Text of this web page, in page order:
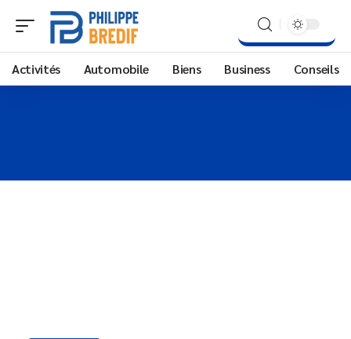
Activités Automobile Biens Business Conseils